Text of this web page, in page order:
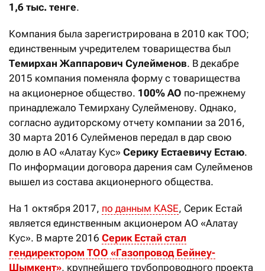
1,6 тыс. тенге.
Компания была зарегистрирована в 2010 как ТОО;
единственным учредителем товарищества был
Темирхан Жаппарович Сулейменов. В декабре
2015 компания поменяла форму с товарищества
на акционерное общество. 100% АО по-прежнему
принадлежало Темирхану Сулейменову. Однако,
согласно аудиторскому отчету компании за 2016,
30 марта 2016 Сулейменов передал в дар свою
долю в АО «Алатау Кус» Серику Естаевичу Естаю.
По информации договора дарения сам Сулейменов
вышел из состава акционерного общества.
На 1 октября 2017, по данным KASE, Серик Естай
является единственным акционером АО «Алатау
Кус». В марте 2016 Серик Естай стал
гендиректором ТОО «Газопровод Бейнеу-
Шымкент», крупнейшего трубопроводного проекта